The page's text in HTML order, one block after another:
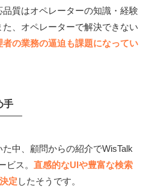
質はオペレーターの知識・経験
、オペレーターで解決できない
者の業務の逼迫も課題になってい
手
中、顧問からの紹介でWisTalk
ビス。 直感的なUIや豊富な検索
定 したそうです。